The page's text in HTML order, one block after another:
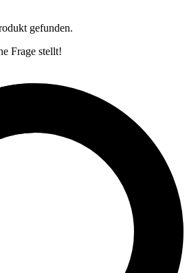
gefunden.
Frage stellt!